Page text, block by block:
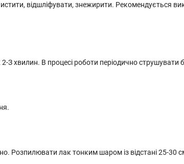
відшліфувати, знежирити. Рекомендується
З хвилин. В процесі роботи періодично струшувати
Розпилювати лак тонким шаром із відстані 25-30